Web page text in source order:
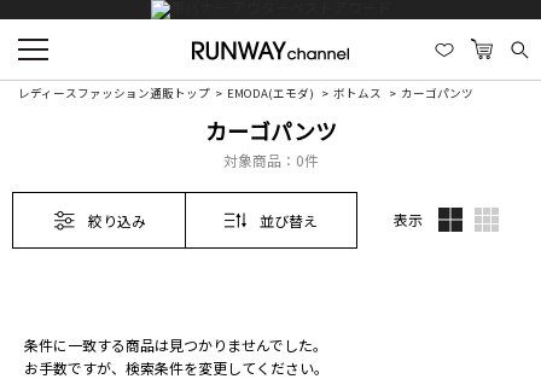
レディースファッション通販トップ EMODA(エモダ) ボトムス カーゴパンツ
カーゴパンツ
対象商品： 0件
絞り込み 並び替え 表示
条件に一致する商品は見つかりませんでした。
お手数ですが、検索条件を変更してください。